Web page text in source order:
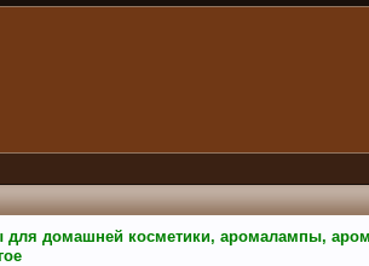
домашней косметики, аромалампы,